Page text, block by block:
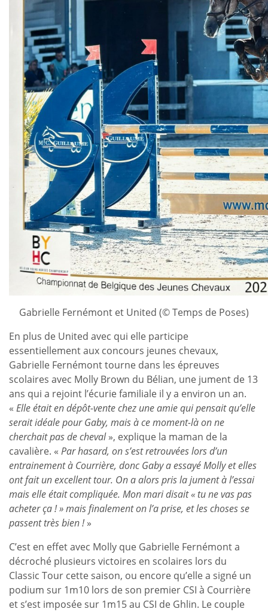
Gabrielle Fernémont et United (© Temps de Poses)
En plus de United avec qui elle participe
essentiellement aux concours jeunes chevaux,
Gabrielle Fernémont tourne dans les épreuves
scolaires avec Molly Brown du Bélian, une jument de 13
ans qui a rejoint l’écurie familiale il y a environ un an.
« Elle était en dépôt-vente chez une amie qui pensait qu’elle
serait idéale pour Gaby, mais à ce moment-là on ne
cherchait pas de cheval», explique la maman de la
cavalière. « Par hasard, on s’est retrouvées lors d’un
entrainement à Courrière, donc Gaby a essayé Molly et elles
ont fait un excellent tour. On a alors pris la jument à l’essai
mais elle était compliquée. Mon mari disait « tu ne vas pas
acheter ça ! » mais finalement on l’a prise, et les choses se
passent très bien !»
C’est en effet avec Molly que Gabrielle Fernémont a
décroché plusieurs victoires en scolaires lors du
Classic Tour cette saison, ou encore qu’elle a signé un
podium sur 1m10 lors de son premier CSI à Courrière
et s’est imposée sur 1m15 au CSI de Ghlin. Le couple